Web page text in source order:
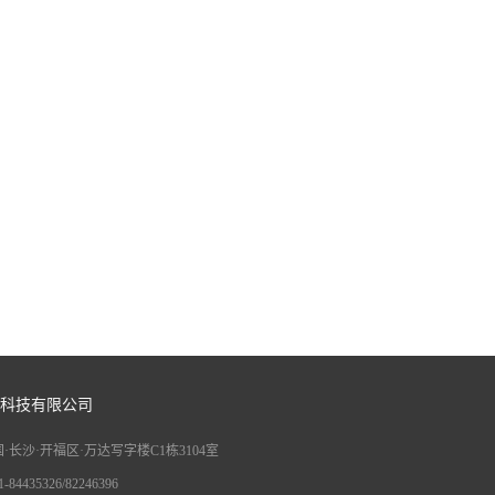
技有限公司
长沙·开福区·万达写字楼C1栋3104室
84435326/82246396